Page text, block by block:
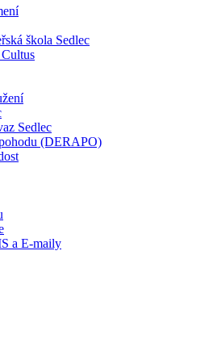
škola Sedlec
Sedlec
(DERAPO)
a E-maily